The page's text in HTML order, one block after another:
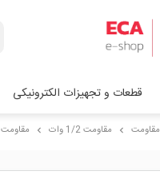
قطعات و تجهیزات الکترونیکی
مقاومت chevron_right مقاومت 1/2 وات chevron_right مقاومت 82 اهم 0.5w